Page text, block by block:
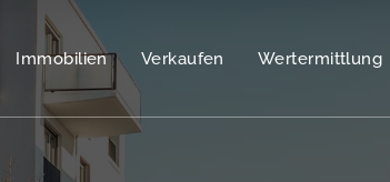
Immobilien Verkaufen Wertermittlung